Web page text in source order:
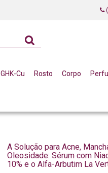
GHK-Cu Rosto Corpo
A Solução para Acne,
Oleosidade: Sérum com
10% e o Alfa-Arbutim La